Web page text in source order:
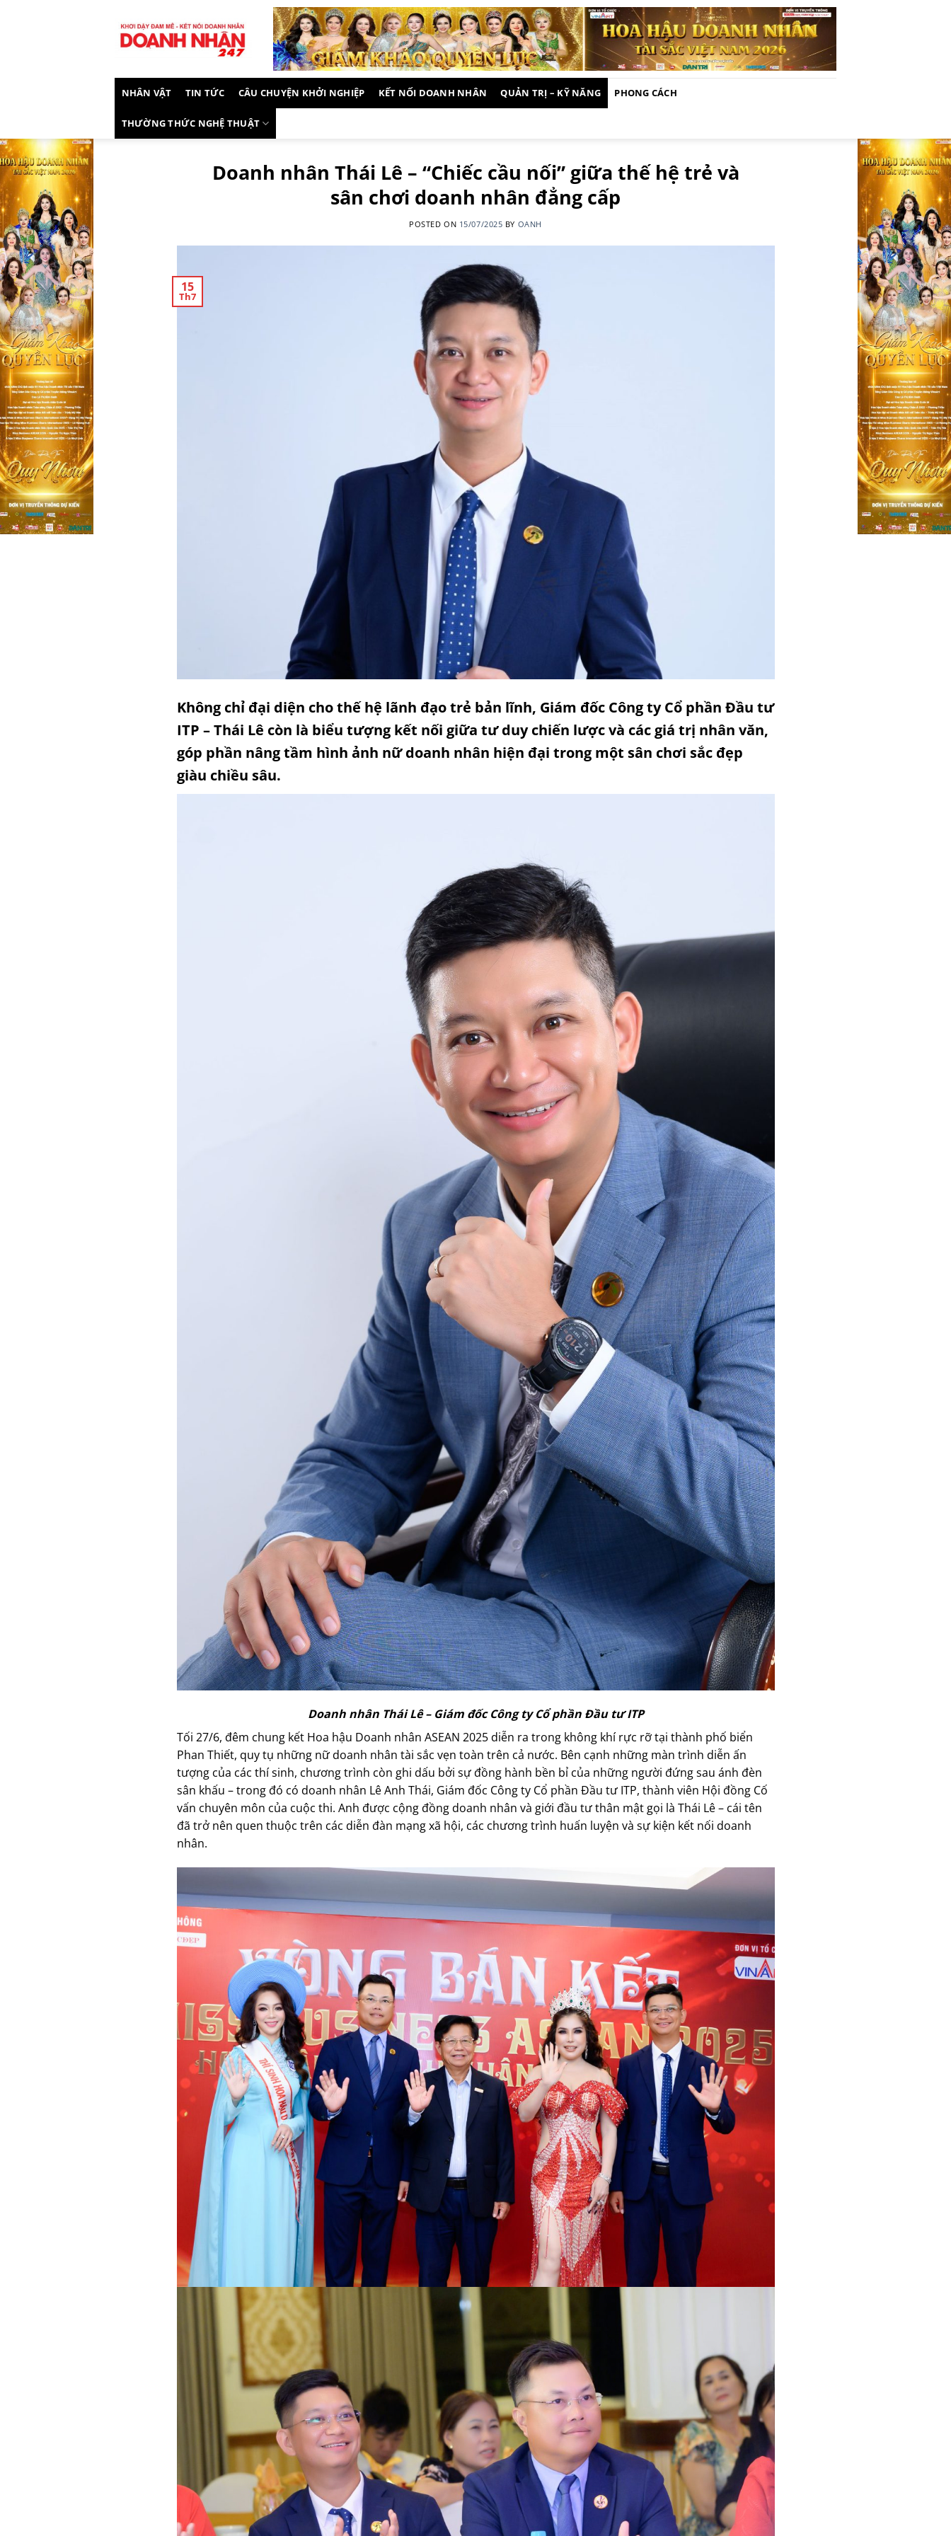
NHÂN VẬT TIN TỨC CÂU CHUYỆN KHỞI NGHIỆP KẾT NỐI DOANH NHÂN QUẢN TRỊ – KỸ NĂNG PHONG CÁCH
THƯỜNG THỨC NGHỆ THUẬT
Doanh nhân Thái Lê – “Chiếc cầu nối” giữa thế hệ trẻ và
sân chơi doanh nhân đẳng cấp
POSTED ON 15/07/2025 BY OANH
15
Th7
Không chỉ đại diện cho thế hệ lãnh đạo trẻ bản lĩnh, Giám đốc Công ty Cổ phần Đầu tư
ITP – Thái Lê còn là biểu tượng kết nối giữa tư duy chiến lược và các giá trị nhân văn,
góp phần nâng tầm hình ảnh nữ doanh nhân hiện đại trong một sân chơi sắc đẹp
giàu chiều sâu.
Doanh nhân Thái Lê – Giám đốc Công ty Cổ phần Đầu tư ITP
Tối 27/6, đêm chung kết Hoa hậu Doanh nhân ASEAN 2025 diễn ra trong không khí rực rỡ tại thành phố biển
Phan Thiết, quy tụ những nữ doanh nhân tài sắc vẹn toàn trên cả nước. Bên cạnh những màn trình diễn ấn
tượng của các thí sinh, chương trình còn ghi dấu bởi sự đồng hành bền bỉ của những người đứng sau ánh đèn
sân khấu – trong đó có doanh nhân Lê Anh Thái, Giám đốc Công ty Cổ phần Đầu tư ITP, thành viên Hội đồng Cố
vấn chuyên môn của cuộc thi. Anh được cộng đồng doanh nhân và giới đầu tư thân mật gọi là Thái Lê – cái tên
đã trở nên quen thuộc trên các diễn đàn mạng xã hội, các chương trình huấn luyện và sự kiện kết nối doanh
nhân.